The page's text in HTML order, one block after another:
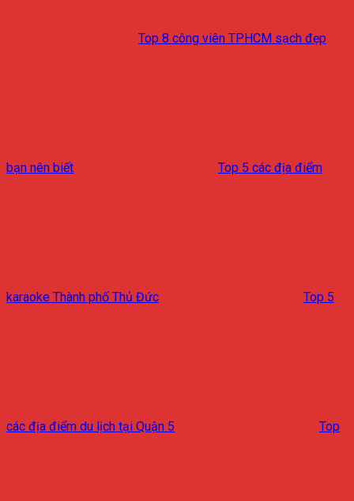
Top 8 công viên TPHCM sạch đẹp
bạn nên biết Top 5 các địa điểm
karaoke Thành phố Thủ Đức Top 5
các địa điểm du lịch tại Quận 5 Top